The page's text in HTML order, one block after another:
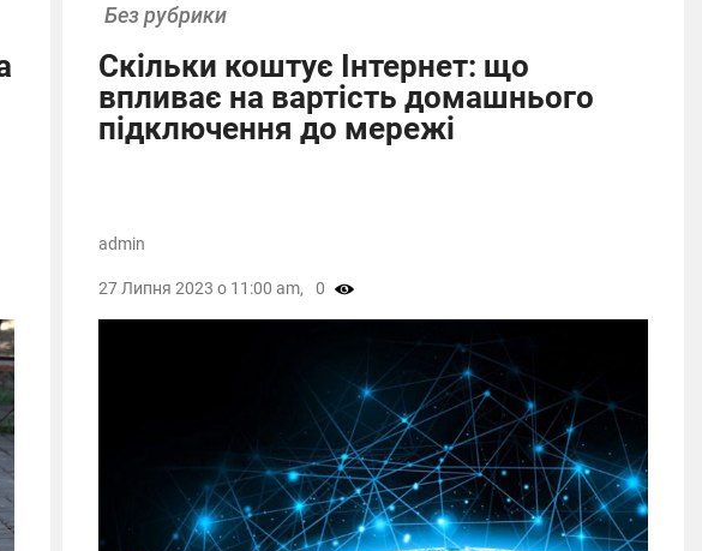
Без рубрики
Скільки коштує Інтернет: що
впливає на вартість домашнього
підключення до мережі
admin
27 Липня 2023 о 11:00 am, 0